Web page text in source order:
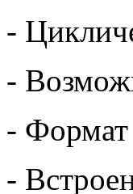
-
-
- Формат
-